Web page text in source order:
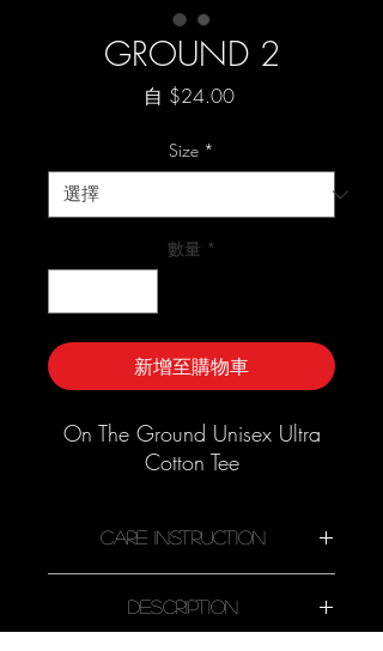
GROUND 2
自 $24.00促
格
Size *
數量 *
新增至購物車
On The Ground Unisex Ultra
Cotton Tee
Care Instruction
Machine wash cold, inside-out,
gentle cycle with mild detergent and
Description